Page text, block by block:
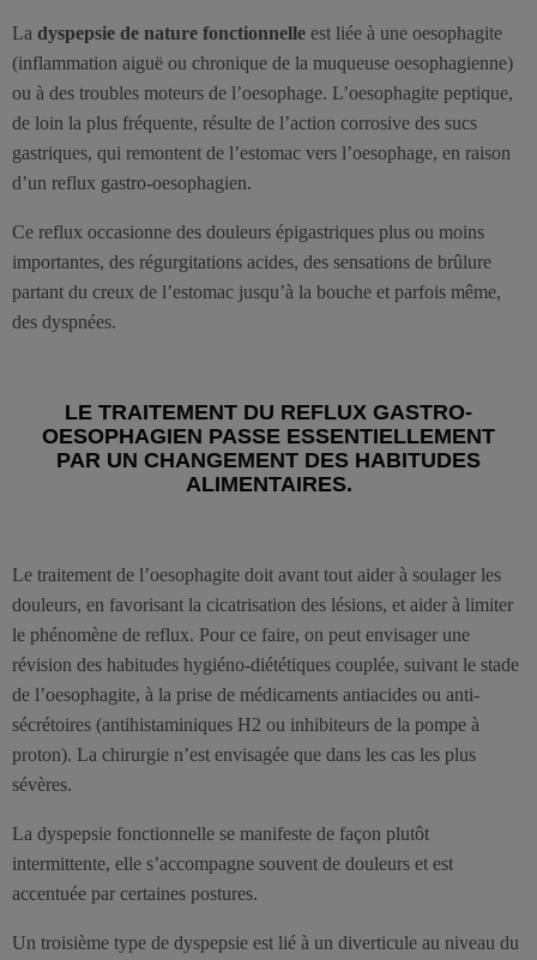
La dyspepsie de nature fonctionnelle est liée à une oesophagite
(inflammation aiguë ou chronique de la muqueuse oesophagienne)
ou à des troubles moteurs de l’oesophage. L’oesophagite peptique,
de loin la plus fréquente, résulte de l’action corrosive des sucs
gastriques, qui remontent de l’estomac vers l’oesophage, en raison
d’un reflux gastro-oesophagien.
Ce reflux occasionne des douleurs épigastriques plus ou moins
importantes, des régurgitations acides, des sensations de brûlure
partant du creux de l’estomac jusqu’à la bouche et parfois même,
des dyspnées.
LE TRAITEMENT DU REFLUX GASTRO-
OESOPHAGIEN PASSE ESSENTIELLEMENT
PAR UN CHANGEMENT DES HABITUDES
ALIMENTAIRES.
Le traitement de l’oesophagite doit avant tout aider à soulager les
douleurs, en favorisant la cicatrisation des lésions, et aider à limiter
le phénomène de reflux. Pour ce faire, on peut envisager une
révision des habitudes hygiéno-diététiques couplée, suivant le stade
de l’oesophagite, à la prise de médicaments antiacides ou anti-
sécrétoires (antihistaminiques H2 ou inhibiteurs de la pompe à
proton). La chirurgie n’est envisagée que dans les cas les plus
sévères.
La dyspepsie fonctionnelle se manifeste de façon plutôt
intermittente, elle s’accompagne souvent de douleurs et est
accentuée par certaines postures.
Un troisième type de dyspepsie est lié à un diverticule au niveau du